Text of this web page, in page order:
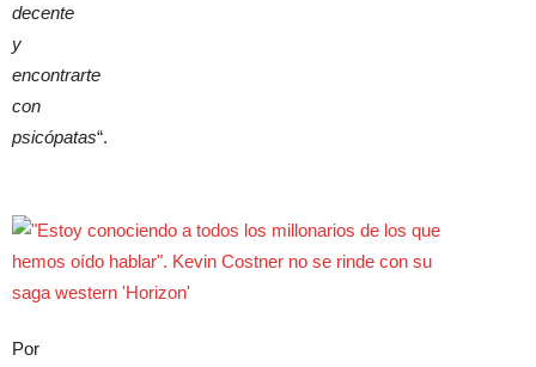
decente
y
encontrarte
con
psicópatas“.
Por